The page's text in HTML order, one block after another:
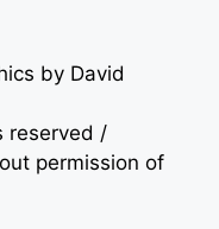
by David
reserved /
permission of